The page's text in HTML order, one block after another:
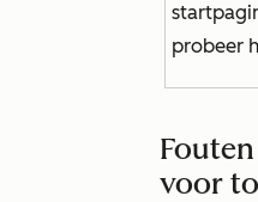
probeer
voor